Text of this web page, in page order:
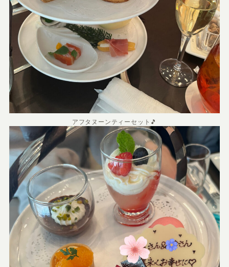
アフタヌーンティーセット🎵